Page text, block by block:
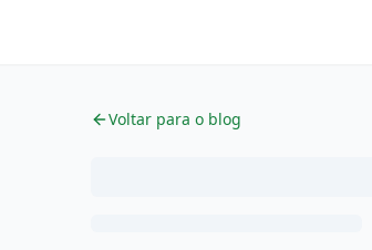
Voltar para o blog